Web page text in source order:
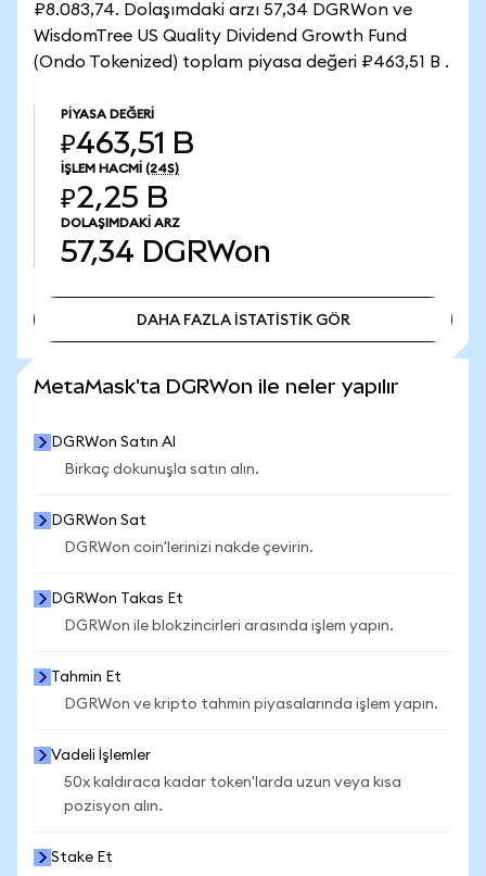
₽8.083,74. Dolaşımdaki arzı 57,34 DGRWon ve
WisdomTree US Quality Dividend Growth Fund
(Ondo Tokenized) toplam piyasa değeri ₽463,51 B .
PIYASA DEĞERI
₽463,51 B
İŞLEM HACMI (24S)
₽2,25 B
DOLAŞIMDAKI ARZ
57,34 DGRWon
DAHA FAZLA İSTATİSTİK GÖR
MetaMask'ta DGRWon ile neler yapılır
DGRWon Satın Al
Birkaç dokunuşla satın alın.
DGRWon Sat
DGRWon coin'lerinizi nakde çevirin.
DGRWon Takas Et
DGRWon ile blokzincirleri arasında işlem yapın.
Tahmin Et
DGRWon ve kripto tahmin piyasalarında işlem yapın.
Vadeli İşlemler
50x kaldıraca kadar token'larda uzun veya kısa
pozisyon alın.
Stake Et